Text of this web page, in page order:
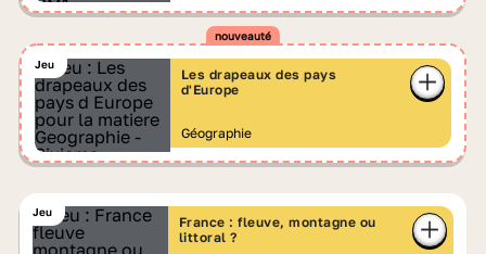
Jeu
Les drapeaux des pays
d'Europe
Géographie
Jeu
France : fleuve, montagne ou
littoral ?